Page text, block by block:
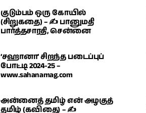
குடும்பம் ஒரு கோயில்
(சிறுகதை) – ✍ பானுமதி
பார்த்தசாரதி, சென்னை
‘சஹானா’ சிறந்த படைப்புப்
போட்டி 2024-25 –
www.sahanamag.com
அன்னைத் தமிழ் என் அழகுத்
தமிழ் (கவிதை) – ✍